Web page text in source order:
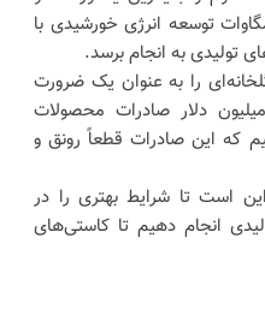
توسعه انرژی خورشیدی با
تولیدی به انجام برسد.
را به عنوان یک ضرورت
شد و گفت: سالانه 30 میلیون دلار صادرات محصولات
که این صادرات قطعاً رونق و
است تا شرایط بهتری را در
انجام دهیم تا کاستی‌های